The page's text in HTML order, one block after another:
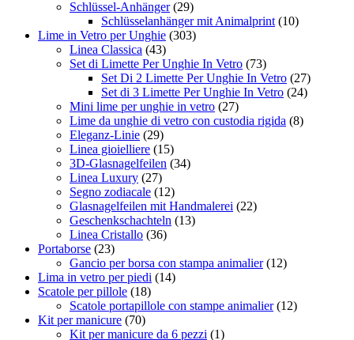
Schlüssel-Anhänger (29)
Schlüsselanhänger mit Animalprint (10)
Lime in Vetro per Unghie (303)
Linea Classica (43)
Set di Limette Per Unghie In Vetro (73)
Set Di 2 Limette Per Unghie In Vetro (27)
Set di 3 Limette Per Unghie In Vetro (24)
Mini lime per unghie in vetro (27)
Lime da unghie di vetro con custodia rigida (8)
Eleganz-Linie (29)
Linea gioielliere (15)
3D-Glasnagelfeilen (34)
Linea Luxury (27)
Segno zodiacale (12)
Glasnagelfeilen mit Handmalerei (22)
Geschenkschachteln (13)
Linea Cristallo (36)
Portaborse (23)
Gancio per borsa con stampa animalier (12)
Lima in vetro per piedi (14)
Scatole per pillole (18)
Scatole portapillole con stampe animalier (12)
Kit per manicure (70)
Kit per manicure da 6 pezzi (1)